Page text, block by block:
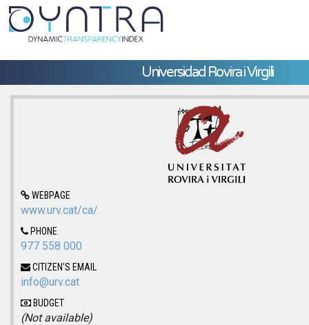
Universidad Rovira i Virgili
WEBPAGE
www.urv.cat/ca/
PHONE
977 558 000
CITIZEN'S EMAIL
info@urv.cat
BUDGET
(Not available)